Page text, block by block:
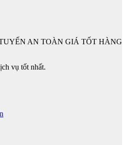
AN TOÀN GIÁ TỐT HÀNG
vụ tốt nhất.